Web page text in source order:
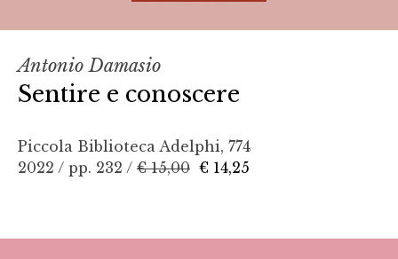
Antonio Damasio
Sentire e conoscere
Piccola Biblioteca Adelphi, 774
2022 / pp. 232 / € 15,00 € 14,25